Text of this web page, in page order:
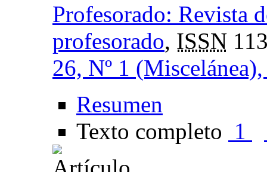
Profesorado: Revista
profesorado, ISSN
26, Nº 1
Resumen
Texto completo 1